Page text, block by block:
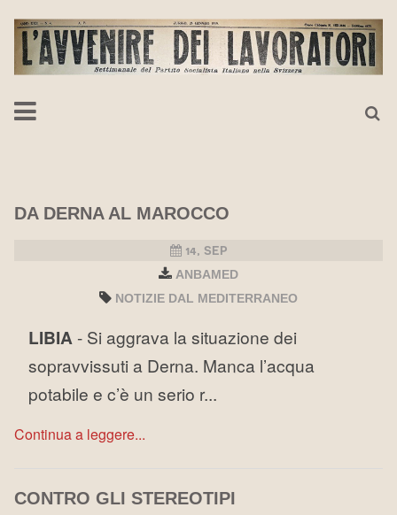
DA DERNA AL MAROCCO
14, SEP
ANBAMED
NOTIZIE DAL MEDITERRANEO
LIBIA - Si aggrava la situazione dei
sopravvissuti a Derna. Manca l’acqua
potabile e c’è un serio r...
Continua a leggere...
CONTRO GLI STEREOTIPI